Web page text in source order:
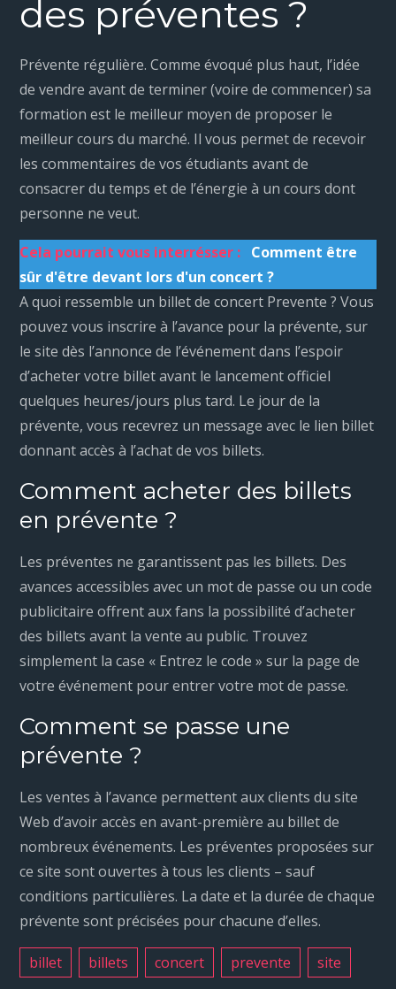
des préventes ?
Prévente régulière. Comme évoqué plus haut, l’idée
de vendre avant de terminer (voire de commencer) sa
formation est le meilleur moyen de proposer le
meilleur cours du marché. Il vous permet de recevoir
les commentaires de vos étudiants avant de
consacrer du temps et de l’énergie à un cours dont
personne ne veut.
Cela pourrait vous interrésser : Comment être
sûr d'être devant lors d'un concert ?
A quoi ressemble un billet de concert Prevente ? Vous
pouvez vous inscrire à l’avance pour la prévente, sur
le site dès l’annonce de l’événement dans l’espoir
d’acheter votre billet avant le lancement officiel
quelques heures/jours plus tard. Le jour de la
prévente, vous recevrez un message avec le lien billet
donnant accès à l’achat de vos billets.
Comment acheter des billets
en prévente ?
Les préventes ne garantissent pas les billets. Des
avances accessibles avec un mot de passe ou un code
publicitaire offrent aux fans la possibilité d’acheter
des billets avant la vente au public. Trouvez
simplement la case « Entrez le code » sur la page de
votre événement pour entrer votre mot de passe.
Comment se passe une
prévente ?
Les ventes à l’avance permettent aux clients du site
Web d’avoir accès en avant-première au billet de
nombreux événements. Les préventes proposées sur
ce site sont ouvertes à tous les clients – sauf
conditions particulières. La date et la durée de chaque
prévente sont précisées pour chacune d’elles.
billet billets concert prevente site